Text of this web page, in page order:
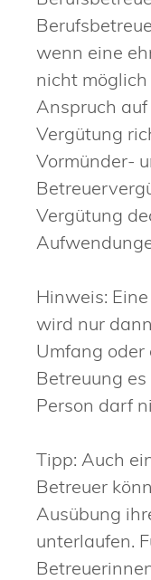
wenn eine
nicht
Anspruch
Vergütung
Vormünder-
Vergütung
Hinweis:
wird nur
Umfang
Betreuung
Person darf
Tipp: Auch
Betreuer
Ausübung
unterlaufen.